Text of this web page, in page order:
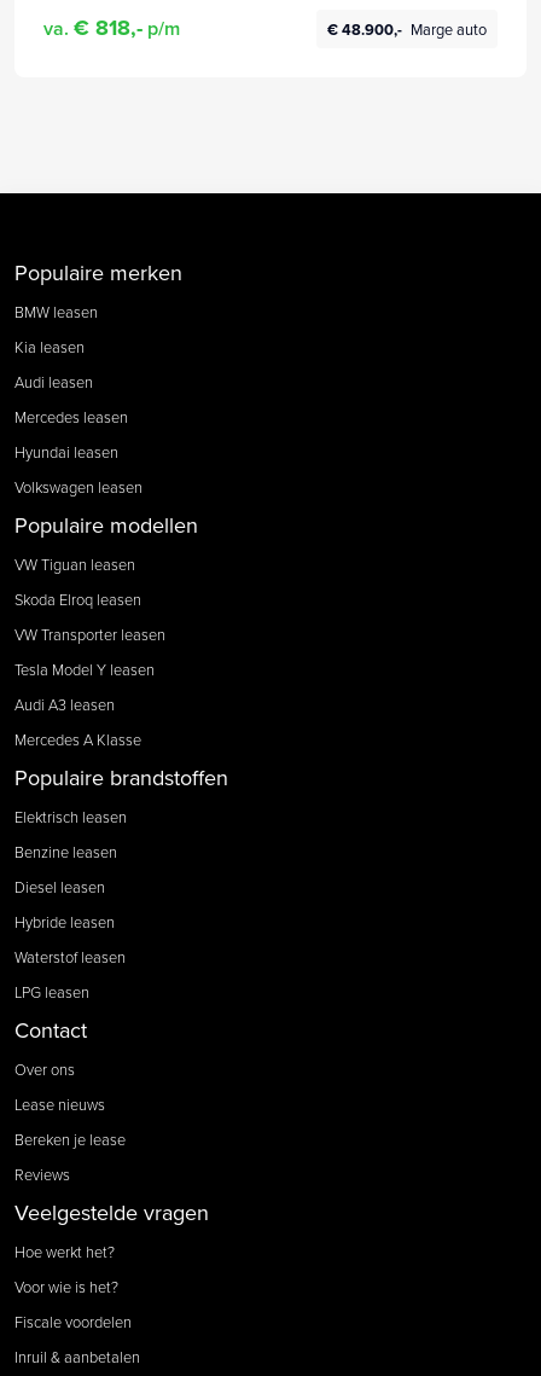
va. € 818,- p/m € 48.900,- Marge auto
Populaire merken
BMW leasen
Kia leasen
Audi leasen
Mercedes leasen
Hyundai leasen
Volkswagen leasen
Populaire modellen
VW Tiguan leasen
Skoda Elroq leasen
VW Transporter leasen
Tesla Model Y leasen
Audi A3 leasen
Mercedes A Klasse
Populaire brandstoffen
Elektrisch leasen
Benzine leasen
Diesel leasen
Hybride leasen
Waterstof leasen
LPG leasen
Contact
Over ons
Lease nieuws
Bereken je lease
Reviews
Veelgestelde vragen
Hoe werkt het?
Voor wie is het?
Fiscale voordelen
Inruil & aanbetalen